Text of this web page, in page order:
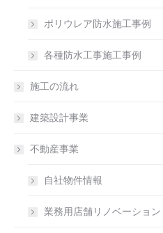
ポリウレア防水施工事例
各種防水工事施工事例
施工の流れ
建築設計事業
不動産事業
自社物件情報
業務用店舗リノベーション